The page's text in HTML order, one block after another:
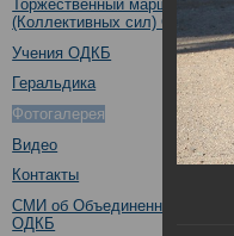
Торжественный марш Войск
(Коллективных сил) ОДКБ
Учения ОДКБ
Геральдика
Фотогалерея
Видео
Контакты
СМИ об Объединенном штабе
ОДКБ